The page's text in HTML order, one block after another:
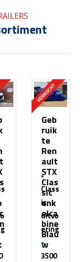
Geb
ruik
te
Ren
ault
STX
Clas
sic
enk
elca
bine
Blau
w
Class
ic
uitvo
ering
3500